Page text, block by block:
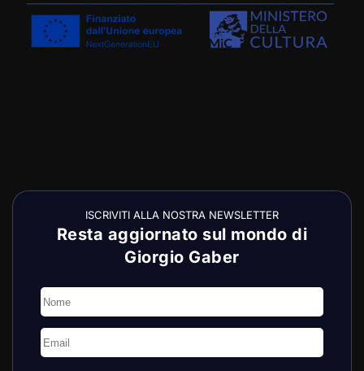
ISCRIVITI ALLA NOSTRA NEWSLETTER
Resta aggiornato sul mondo di
Giorgio Gaber